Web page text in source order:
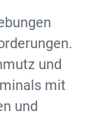
und
mit
und